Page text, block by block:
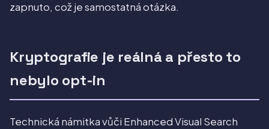
zapnuto, což je samostatná otázka.
Kryptografie je reálná a přesto to
nebylo opt-in
Technická námitka vůči Enhanced Visual Search